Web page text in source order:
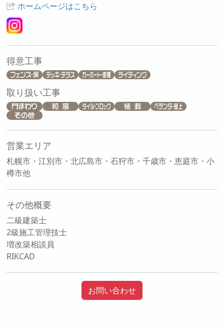
ホームページはこちら
得意工事
取り扱い工事
営業エリア
札幌市・江別市・北広島市・石狩市・千歳市・恵庭市・小
樽市他
その他概要
二級建築士
2級施工管理技士
増改築相談員
RIKCAD
お問い合わせ